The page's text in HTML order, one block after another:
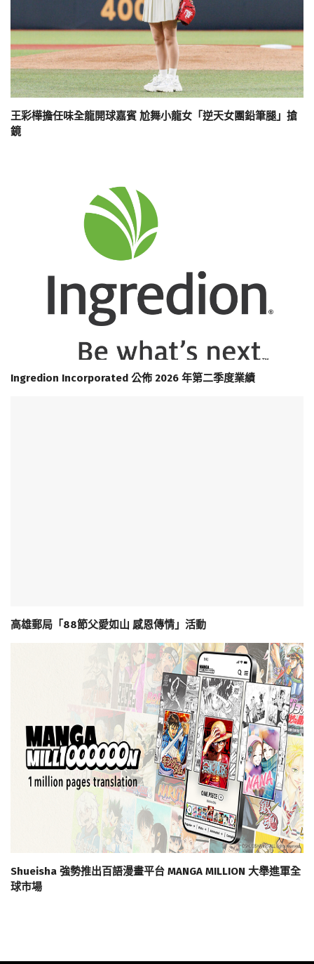
王彩樺擔任味全龍開球嘉賓 尬舞小龍女「逆天女團鉛筆腿」搶
鏡
Ingredion Incorporated 公佈 2026 年第二季度業績
高雄郵局「88節父愛如山 感恩傳情」活動
Shueisha 強勢推出百語漫畫平台 MANGA MILLION 大舉進軍全
球市場